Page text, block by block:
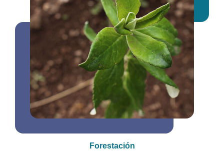
Forestación